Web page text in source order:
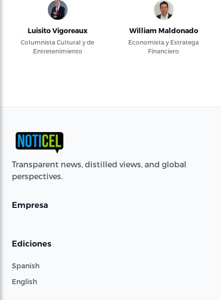
Luisito Vigoreaux
Columnista Cultural y de
Entretenimiento
William Maldonado
Economista y Estratega
Financiero
Transparent news, distilled views, and global
perspectives.
Empresa
Ediciones
Spanish
English